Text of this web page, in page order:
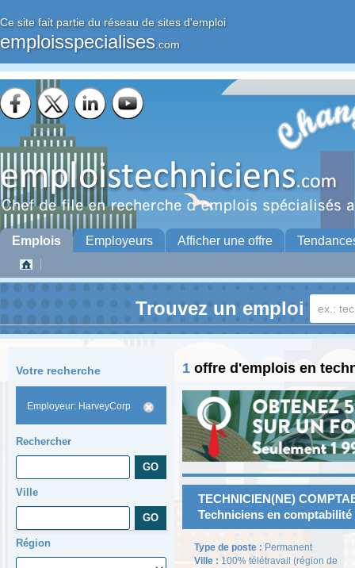
Ce site fait partie du réseau de sites d'emploi
emploisspecialises .com
Emplois Employeurs Afficher une offre
Trouvez un emploi
Votre recherche
Employeur: HarveyCorp
Rechercher
Ville
Région
1 offre d'emplois en
TECHNICIEN(NE)
Techniciens en comptabilité
Type de poste : Permanent
Ville : 100% télétravail (région de